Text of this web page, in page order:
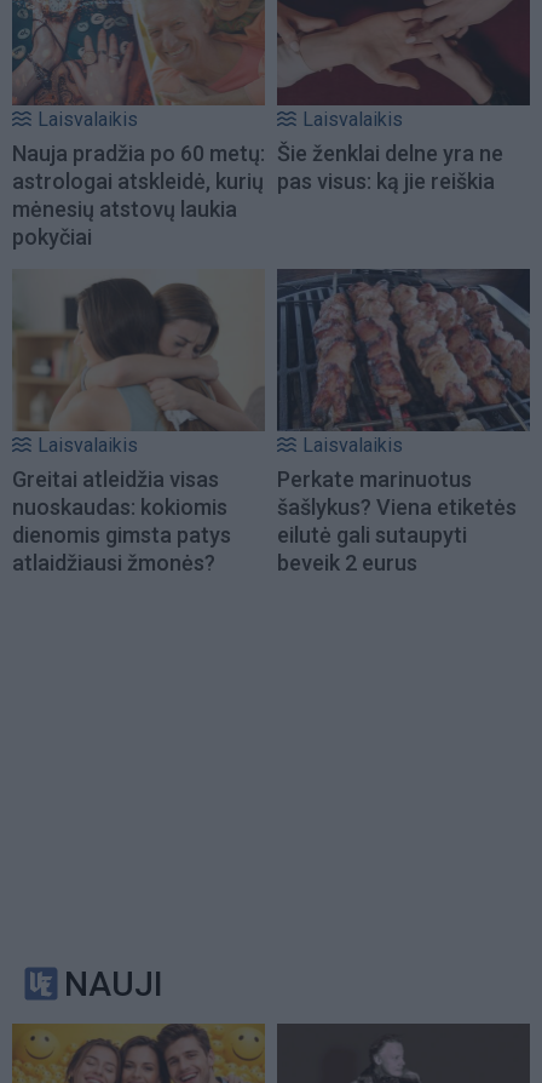
Laisvalaikis
Nauja pradžia po 60 metų:
astrologai atskleidė, kurių
mėnesių atstovų laukia
pokyčiai
Laisvalaikis
Šie ženklai delne yra ne
pas visus: ką jie reiškia
Laisvalaikis
Greitai atleidžia visas
nuoskaudas: kokiomis
dienomis gimsta patys
atlaidžiausi žmonės?
Laisvalaikis
Perkate marinuotus
šašlykus? Viena etiketės
eilutė gali sutaupyti
beveik 2 eurus
NAUJI